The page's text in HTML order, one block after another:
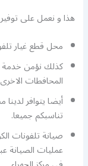
هذا و نعمل على
محل قطع غيار
كذلك نؤمن خدمة
المحافطات
أيضا يتوافر
تناسبكم جميعا.
صيانة تلفونات
عمليات الصيانة